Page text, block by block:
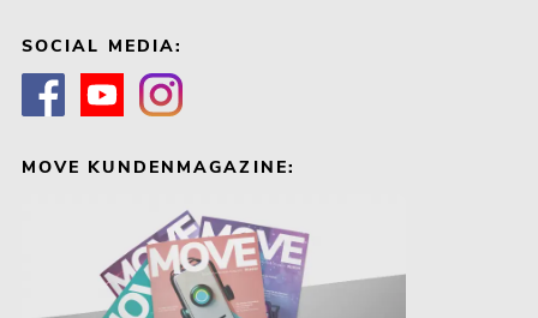
SOCIAL MEDIA:
MOVE KUNDENMAGAZINE: